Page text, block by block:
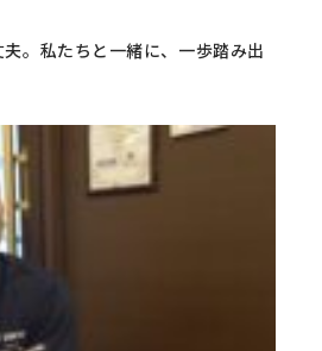
。私たちと一緒に、一歩踏み出